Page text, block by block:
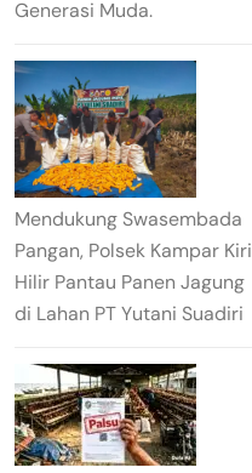
Generasi Muda.
Mendukung Swasembada
Pangan, Polsek Kampar Kiri
Hilir Pantau Panen Jagung
di Lahan PT Yutani Suadiri